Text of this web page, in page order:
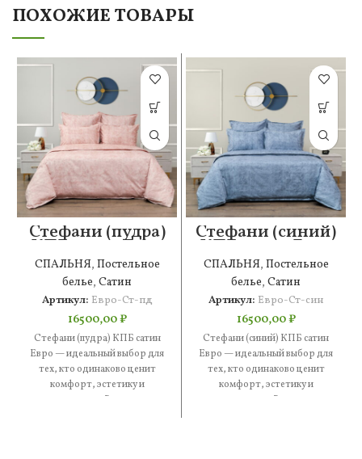
ПОХОЖИЕ ТОВАРЫ
Стефани (пудра)
КПБ сатин Евро
СПАЛЬНЯ, Постельное
белье, Сатин
Артикул: Евро-Ст-пд
16500,00₽
Стефани (пудра) КПБ сатин
Евро — идеальный выбор для
тех, кто одинаково ценит
комфорт, эстетику и
практичность. В составе —
Стефани (синий)
КПБ сатин Евро
СПАЛЬНЯ, Постельное
белье, Сатин
Артикул: Евро-Ст-син
16500,00₽
Стефани (синий) КПБ сатин
Евро — идеальный выбор для
тех, кто одинаково ценит
комфорт, эстетику и
практичность. В составе —